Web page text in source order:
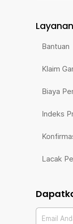
Bantuan
Klaim
Biaya
Indeks
Lacak
Email